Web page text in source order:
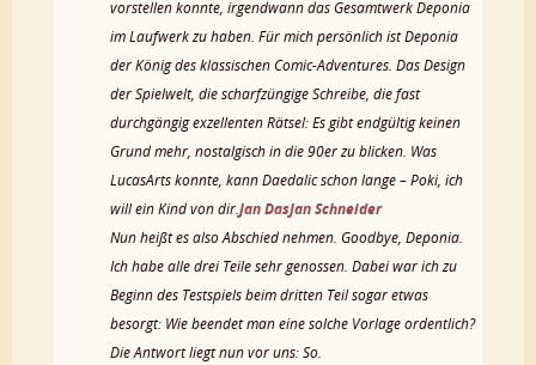
vorstellen konnte, irgendwann das Gesamtwerk Deponia
im Laufwerk zu haben. Für mich persönlich ist Deponia
der König des klassischen Comic-Adventures. Das Design
der Spielwelt, die scharfzüngige Schreibe, die fast
durchgängig exzellenten Rätsel: Es gibt endgültig keinen
Grund mehr, nostalgisch in die 90er zu blicken. Was
LucasArts konnte, kann Daedalic schon lange – Poki, ich
will ein Kind von dir.Jan DasJan Schneider
Nun heißt es also Abschied nehmen. Goodbye, Deponia.
Ich habe alle drei Teile sehr genossen. Dabei war ich zu
Beginn des Testspiels beim dritten Teil sogar etwas
besorgt: Wie beendet man eine solche Vorlage ordentlich?
Die Antwort liegt nun vor uns: So.